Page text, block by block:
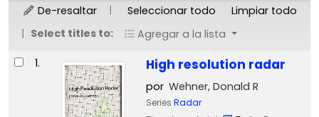
De-resaltar Seleccionar todo
Limpiar todo
Select titles to:
Agregar a la lista
Resultados
1. High resolution radar
por Wehner, Donald R
Series Radar